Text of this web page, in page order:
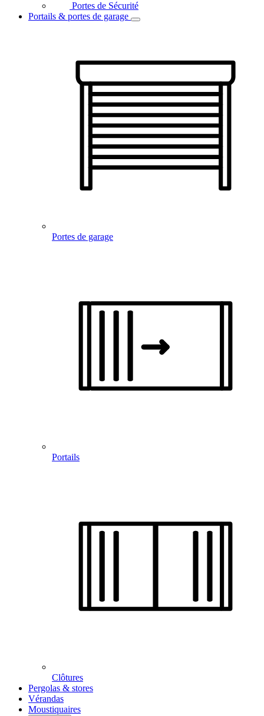
Portes de Sécurité
Portails & portes de garage
Portes de garage
Portails
Clôtures
Pergolas & stores
Vérandas
Moustiquaires